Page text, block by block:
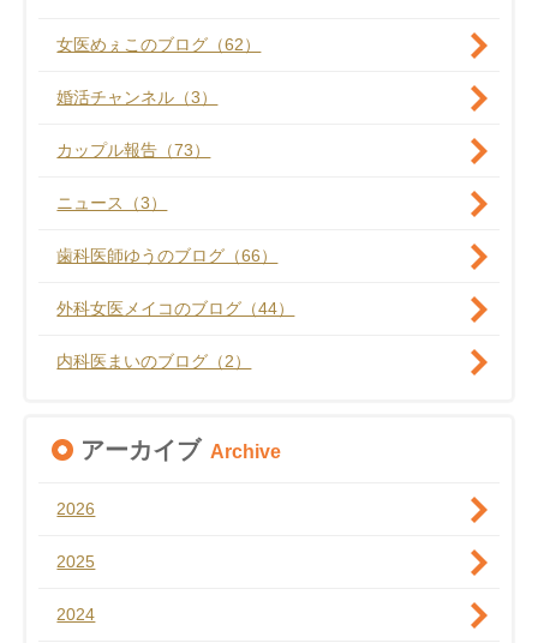
女医めぇこのブログ（62）
婚活チャンネル（3）
カップル報告（73）
ニュース（3）
歯科医師ゆうのブログ（66）
外科女医メイコのブログ（44）
内科医まいのブログ（2）
アーカイブ Archive
2026
2025
2024